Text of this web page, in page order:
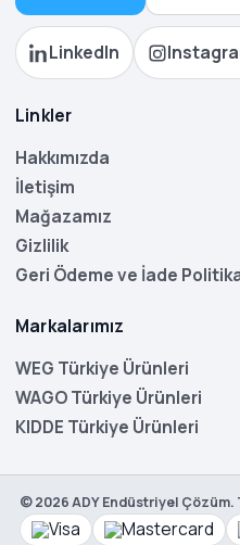
LinkedIn
Linkler
Hakkımızda
İletişim
Mağazamız
Gizlilik
Geri Ödeme ve İade
Markalarımız
WEG Türkiye Ürünleri
WAGO Türkiye Ürünleri
KIDDE Türkiye Ürünleri
©2026ADY Endüstriyel Çözüm.